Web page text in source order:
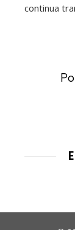
continua